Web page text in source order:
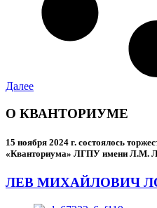
Далее
О КВАНТОРИУМЕ
15 ноября 2024 г. состоялось
«Кванториума» ЛГПУ имени Л.М.
ЛЕВ МИХАЙЛОВИЧ